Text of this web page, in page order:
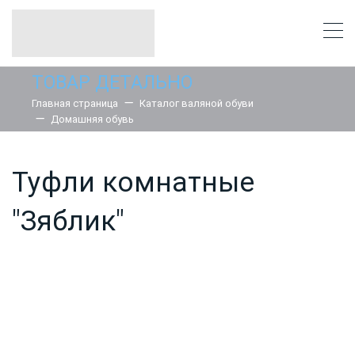
ТОВАР ДЕТАЛЬНО
Главная страница
Каталог валяной обуви
Домашняя обувь
Туфли комнатные
"Зяблик"